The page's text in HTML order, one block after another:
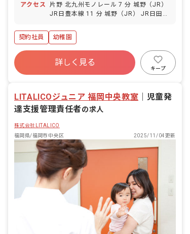
アクセス
片野 北九州モノレール 7 分 城野（JR）
JR日豊本線 11 分 城野（JR） JR日田彦
ル 11 分 城野（北九州モノレール） 北九
州モノレール 13 分
契約社員 幼稚園
詳しく見る
キープ
LITALICOジュニア 福岡中央教室
児童発
達支援管理責任者の求人
株式会社LITALICO
福岡県/福岡市中央区
2025/11/04更新